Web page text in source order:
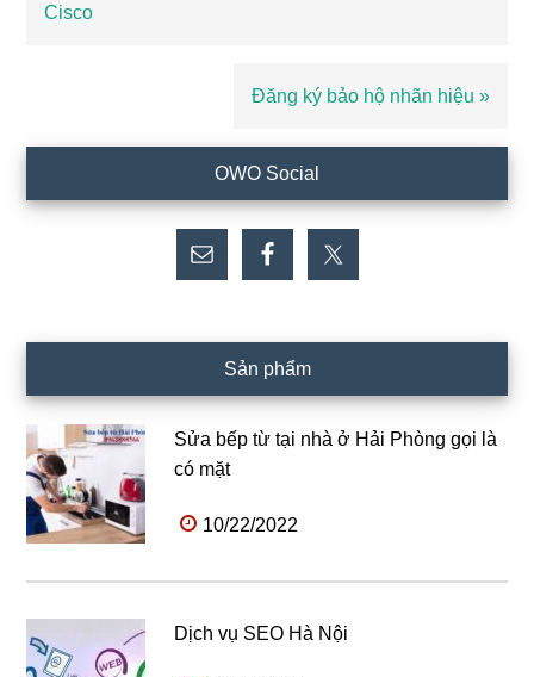
viết
Cisco
Bài
Đăng ký bảo hộ nhãn hiệu »
chính
OWO Social
Sản phẩm
Sửa bếp từ tại nhà ở Hải Phòng gọi là
có mặt
10/22/2022
Dịch vụ SEO Hà Nội